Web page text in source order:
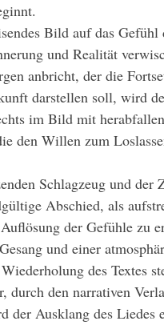
und Realität
anbricht, der die
darstellen soll, wird
im Bild mit
den Willen zum
Abschied, als
der Gefühle zu
und einer
des Textes
durch den narrativen
Ausklang des Liedes